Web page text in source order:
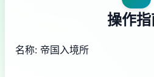
操作
名称: 帝国入境所